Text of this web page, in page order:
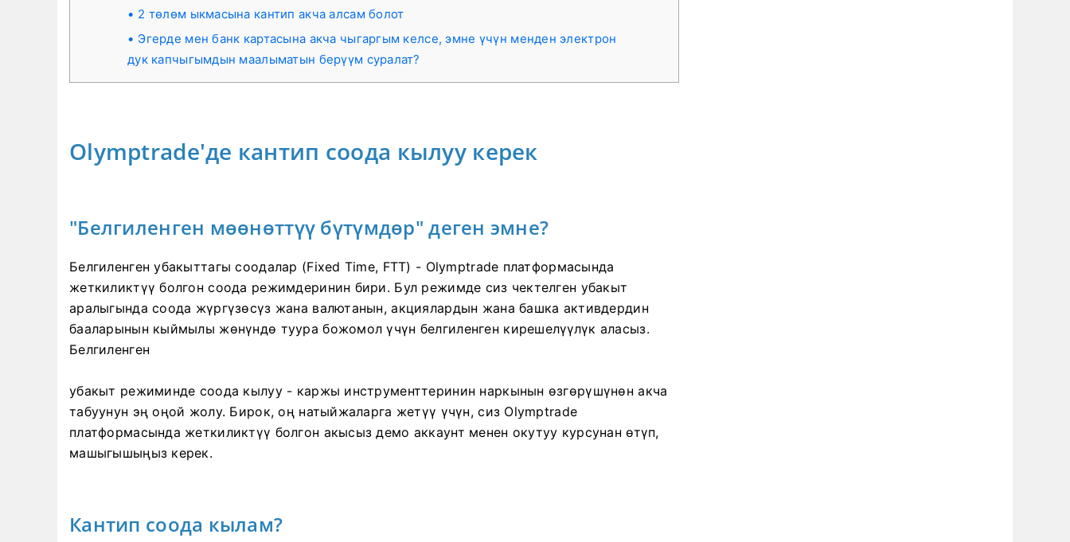
2 төлөм ыкмасына кантип акча алсам болот
Эгерде мен банк картасына акча чыгаргым келсе, эмне үчүн менден электрон
дук капчыгымдын маалыматын берүүм суралат?
Olymptrade'де кантип соода кылуу керек
"Белгиленген мөөнөттүү бүтүмдөр" деген эмне?
Белгиленген убакыттагы соодалар (Fixed Time, FTT) - Olymptrade платформасында
жеткиликтүү болгон соода режимдеринин бири. Бул режимде сиз чектелген убакыт
аралыгында соода жүргүзөсүз жана валютанын, акциялардын жана башка активдердин
бааларынын кыймылы жөнүндө туура божомол үчүн белгиленген кирешелүүлүк аласыз.
Белгиленген
убакыт режиминде соода кылуу - каржы инструменттеринин наркынын өзгөрүшүнөн акча
табуунун эң оңой жолу. Бирок, оң натыйжаларга жетүү үчүн, сиз Olymptrade
платформасында жеткиликтүү болгон акысыз демо аккаунт менен окутуу курсунан өтүп,
машыгышыңыз керек.
Кантип соода кылам?